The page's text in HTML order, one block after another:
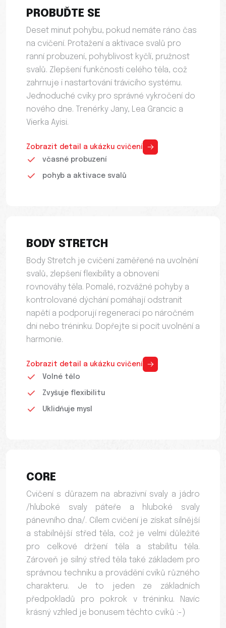
PROBUĎTE SE
Deset minut pohybu, pokud nemáte ráno čas
na cvičení. Protažení a aktivace svalů pro
ranní probuzení, pohyblivost kyčlí, pružnost
svalů. Zlepšení funkčnosti celého těla, což
zahrnuje i nastartování trávicího systému.
Jednoduché cviky pro správné vykročení do
nového dne. Trenérky Jany, Lea Grancic a
Vierka Ayisi.
Zobrazit detail a ukázku cvičení
včasné probuzení
pohyb a aktivace svalů
BODY STRETCH
Body Stretch je cvičení zaměřené na uvolnění
svalů, zlepšení flexibility a obnovení
rovnováhy těla. Pomalé, rozvážné pohyby a
kontrolované dýchání pomáhají odstranit
napětí a podporují regeneraci po náročném
dni nebo tréninku. Dopřejte si pocit uvolnění a
harmonie.
Zobrazit detail a ukázku cvičení
Volné tělo
Zvyšuje flexibilitu
Uklidňuje mysl
CORE
Cvičení s důrazem na abrazivní svaly a jádro
/hluboké svaly páteře a hluboké svaly
pánevního dna/. Cílem cvičení je získat silnější
a stabilnější střed těla, což je velmi důležité
pro celkové držení těla a stabilitu těla.
Zároveň je silný střed těla také základem pro
správnou techniku a provádění cviků různého
charakteru. Je to jeden ze základních
předpokladů pro pokrok v tréninku. Navíc
krásný vzhled je bonusem těchto cviků :-)